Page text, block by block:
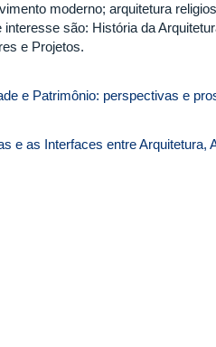
moderno; arquitetura
são: História da
e Projetos.
e Patrimônio: perspectivas e
e as Interfaces entre Arquitetura,